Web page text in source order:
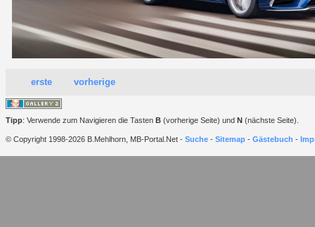
erste vorherige
Tipp: Verwende zum Navigieren die Tasten B (vorherige Seite) und N (nächste Seite).
© Copyright 1998-2026 B.Mehlhorn, MB-Portal.Net - Suche - Sitemap - Gästebuch -